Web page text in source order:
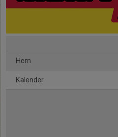
Hem
Kalender